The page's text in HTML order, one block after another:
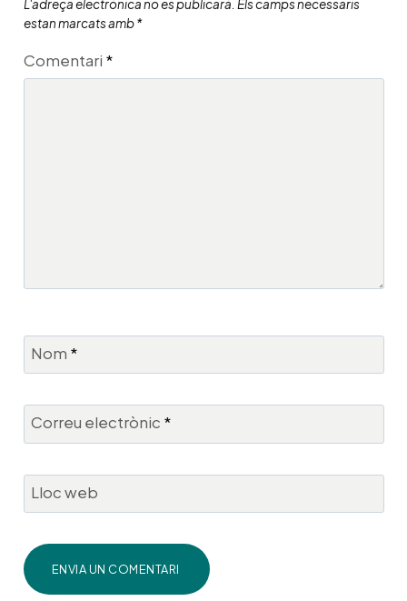
L'adreça electrònica no es publicarà. Els camps necessaris
estan marcats amb*
Comentari *
Nom *
Correu electrònic *
Lloc web